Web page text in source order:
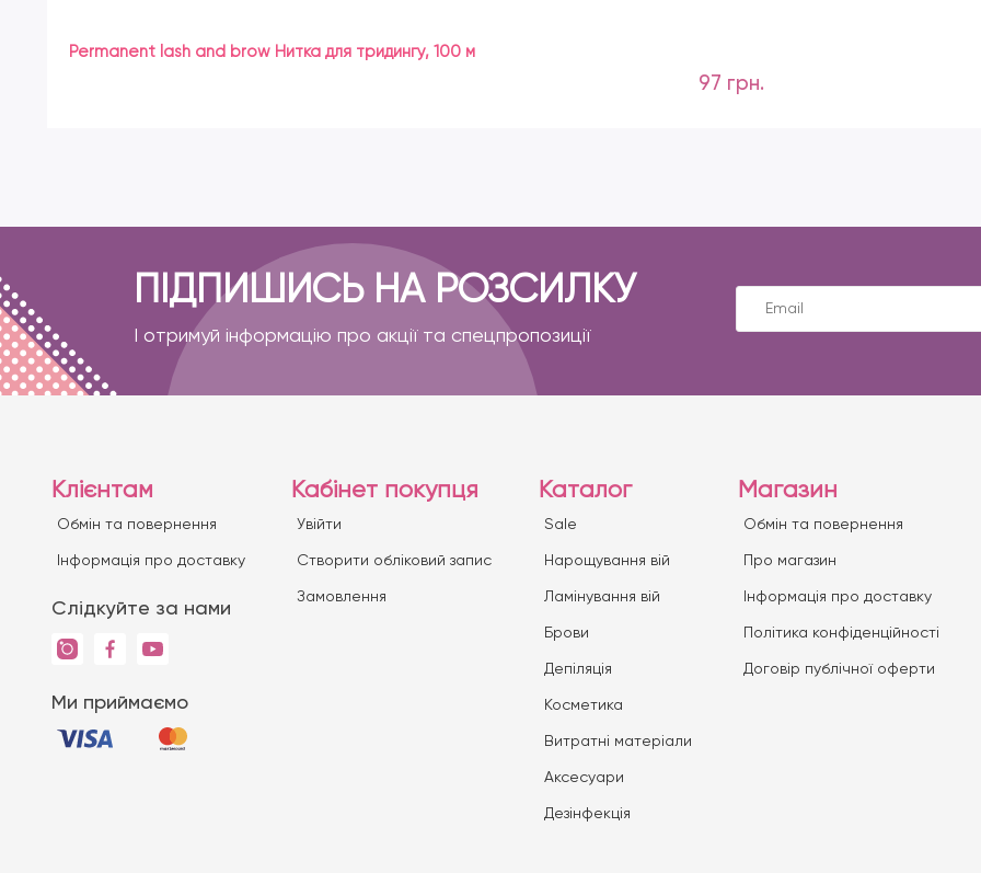
Permanent lash and brow Нитка для тридингу, 100 м
97 грн.
ПІДПИШИСЬ НА РОЗСИЛКУ
І отримуй інформацію про акції та спецпропозиції
Клієнтам
Обмін та повернення
Iнформація про доставку
Слідкуйте за нами
Ми приймаємо
Кабінет покупця
Увійти
Створити обліковий запис
Замовлення
Каталог
Sale
Нарощування вій
Ламінування вій
Брови
Депіляція
Косметика
Витратні матеріали
Аксесуари
Дезінфекція
Магазин
Обмін та повернення
Про магазин
Iнформація про доставку
Політика конфіденційності
Договір публічної оферти